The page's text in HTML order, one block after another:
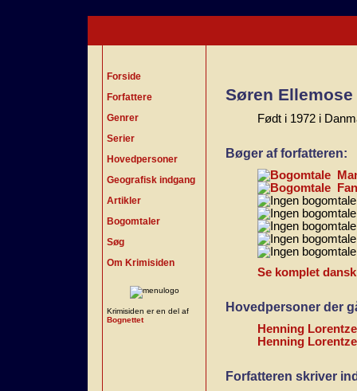
Forside
Forfattere
Genrer
Serier
Hovedpersoner
Geografisk indgang
Artikler
Bogomtaler
Søg
Om Krimisiden
Krimisiden er en del af
Bognettet
Søren Ellemose
Født i 1972 i
Bøger af forfatteren:
Se komplet
Hovedpersoner der
Henning
Henning
Forfatteren skriver